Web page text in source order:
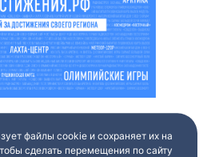
файлы cookie и сохраняет их на
сделать перемещения по сайту